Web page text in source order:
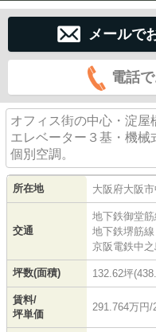
メールで
電話
オフィス街の中心・淀屋
エレベーター３基・機械
個別空調。
所在地 大阪府大阪
交通
地下鉄御堂筋
地下鉄堺筋線
京阪電鉄中之
坪数(面積) 132.62坪
賃料/
坪単価
291.764万円/